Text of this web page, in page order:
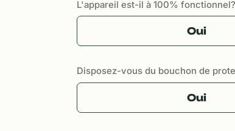
L'appareil est-il à 100% fonctionnel?
Oui
Disposez-vous du bouchon de
Oui